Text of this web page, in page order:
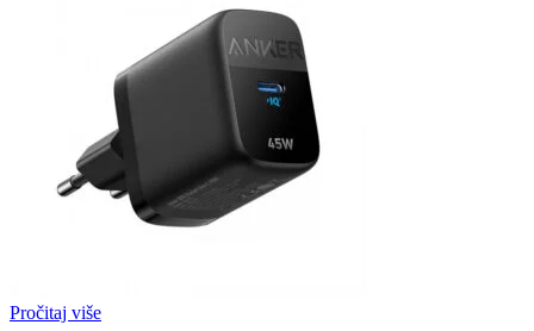
Pročitaj više